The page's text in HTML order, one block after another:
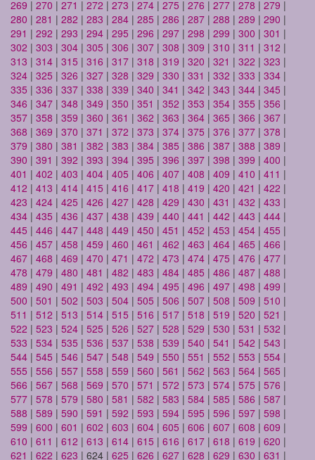
269 | 270 | 271 | 272 | 273 | 274 | 275 | 276 | 277 | 278 | 279 |
280 | 281 | 282 | 283 | 284 | 285 | 286 | 287 | 288 | 289 | 290 |
291 | 292 | 293 | 294 | 295 | 296 | 297 | 298 | 299 | 300 | 301 |
302 | 303 | 304 | 305 | 306 | 307 | 308 | 309 | 310 | 311 | 312 |
313 | 314 | 315 | 316 | 317 | 318 | 319 | 320 | 321 | 322 | 323 |
324 | 325 | 326 | 327 | 328 | 329 | 330 | 331 | 332 | 333 | 334 |
335 | 336 | 337 | 338 | 339 | 340 | 341 | 342 | 343 | 344 | 345 |
346 | 347 | 348 | 349 | 350 | 351 | 352 | 353 | 354 | 355 | 356 |
357 | 358 | 359 | 360 | 361 | 362 | 363 | 364 | 365 | 366 | 367 |
368 | 369 | 370 | 371 | 372 | 373 | 374 | 375 | 376 | 377 | 378 |
379 | 380 | 381 | 382 | 383 | 384 | 385 | 386 | 387 | 388 | 389 |
390 | 391 | 392 | 393 | 394 | 395 | 396 | 397 | 398 | 399 | 400 |
401 | 402 | 403 | 404 | 405 | 406 | 407 | 408 | 409 | 410 | 411 |
412 | 413 | 414 | 415 | 416 | 417 | 418 | 419 | 420 | 421 | 422 |
423 | 424 | 425 | 426 | 427 | 428 | 429 | 430 | 431 | 432 | 433 |
434 | 435 | 436 | 437 | 438 | 439 | 440 | 441 | 442 | 443 | 444 |
445 | 446 | 447 | 448 | 449 | 450 | 451 | 452 | 453 | 454 | 455 |
456 | 457 | 458 | 459 | 460 | 461 | 462 | 463 | 464 | 465 | 466 |
467 | 468 | 469 | 470 | 471 | 472 | 473 | 474 | 475 | 476 | 477 |
478 | 479 | 480 | 481 | 482 | 483 | 484 | 485 | 486 | 487 | 488 |
489 | 490 | 491 | 492 | 493 | 494 | 495 | 496 | 497 | 498 | 499 |
500 | 501 | 502 | 503 | 504 | 505 | 506 | 507 | 508 | 509 | 510 |
511 | 512 | 513 | 514 | 515 | 516 | 517 | 518 | 519 | 520 | 521 |
522 | 523 | 524 | 525 | 526 | 527 | 528 | 529 | 530 | 531 | 532 |
533 | 534 | 535 | 536 | 537 | 538 | 539 | 540 | 541 | 542 | 543 |
544 | 545 | 546 | 547 | 548 | 549 | 550 | 551 | 552 | 553 | 554 |
555 | 556 | 557 | 558 | 559 | 560 | 561 | 562 | 563 | 564 | 565 |
566 | 567 | 568 | 569 | 570 | 571 | 572 | 573 | 574 | 575 | 576 |
577 | 578 | 579 | 580 | 581 | 582 | 583 | 584 | 585 | 586 | 587 |
588 | 589 | 590 | 591 | 592 | 593 | 594 | 595 | 596 | 597 | 598 |
599 | 600 | 601 | 602 | 603 | 604 | 605 | 606 | 607 | 608 | 609 |
610 | 611 | 612 | 613 | 614 | 615 | 616 | 617 | 618 | 619 | 620 |
621 | 622 | 623 | 624 | 625 | 626 | 627 | 628 | 629 | 630 | 631 |